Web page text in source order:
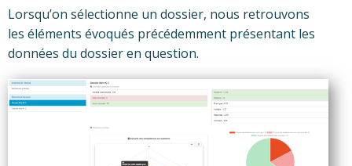
Lorsqu’on sélectionne un dossier, nous retrouvons
les éléments évoqués précédemment présentant les
données du dossier en question.